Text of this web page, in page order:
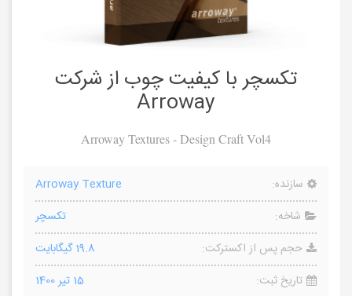
تکسچر با کیفیت چوب از شرکت
Arroway
Arroway Textures - Design Craft Vol4
سازنده:
Arroway Texture
شاخه:
تکسچر
حجم پس از اکسترکت:
19.8 گیگابایت
تاریخ ثبت:
15 تیر 1400